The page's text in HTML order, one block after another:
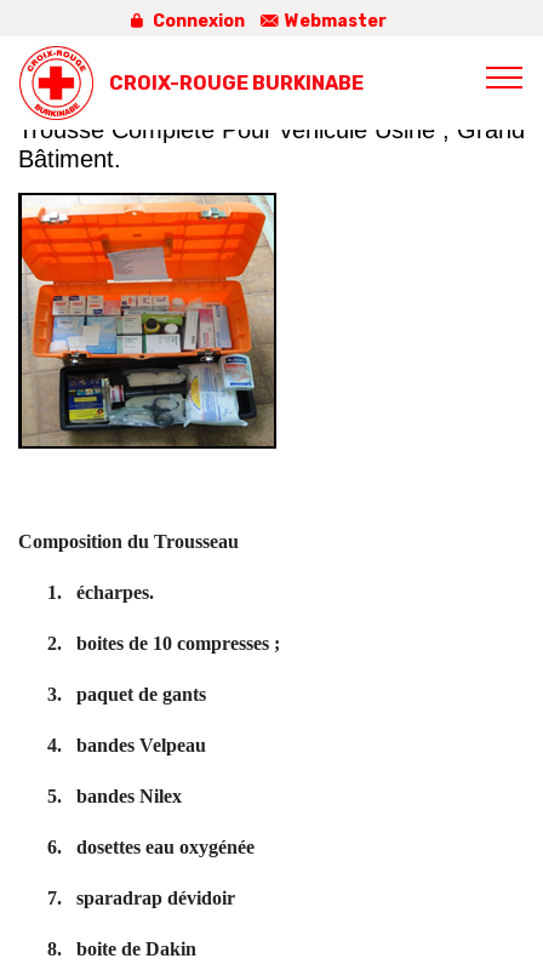
Connexion Webmaster
CROIX-ROUGE BURKINABE
Trousse Complete Pour véhicule Usine ; Grand
Bâtiment.
Composition du Trousseau
1. écharpes.
2. boites de 10 compresses ;
3. paquet de gants
4. bandes Velpeau
5. bandes Nilex
6. dosettes eau oxygénée
7. sparadrap dévidoir
8. boite de Dakin